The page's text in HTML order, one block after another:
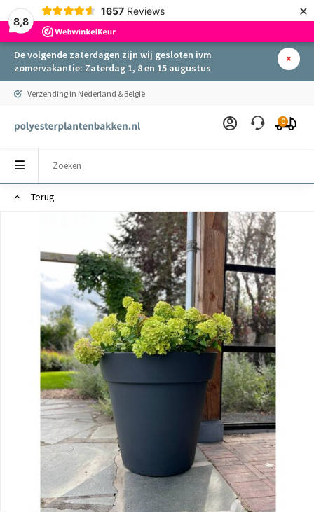
8,8
1657 Reviews ×
De volgende zaterdagen zijn wij gesloten ivm
zomervakantie: Zaterdag 1, 8 en 15 augustus
Verzending in Nederland & België
0
Terug